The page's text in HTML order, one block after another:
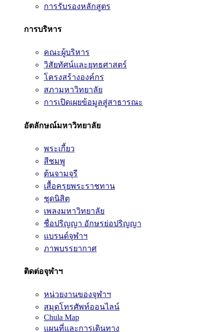
การรับรองหลักสูตร
การบริหาร
คณะผู้บริหาร
วิสัยทัศน์และยุทธศาสตร์
โครงสร้างองค์กร
สภามหาวิทยาลัย
การเปิดเผยข้อมูลสู่สาธารณะ
อัตลักษณ์มหาวิทยาลัย
พระเกี้ยว
สีชมพู
ต้นจามจุรี
เสื้อครุยพระราชทาน
ชุดนิสิต
เพลงมหาวิทยาลัย
ชื่อปริญญา อักษรย่อปริญญา
แบรนด์จุฬาฯ
ภาพบรรยากาศ
ติดต่อจุฬาฯ
หน่วยงานของจุฬาฯ
สมุดโทรศัพท์ออนไลน์
Chula Map
แผนที่และการเดินทาง